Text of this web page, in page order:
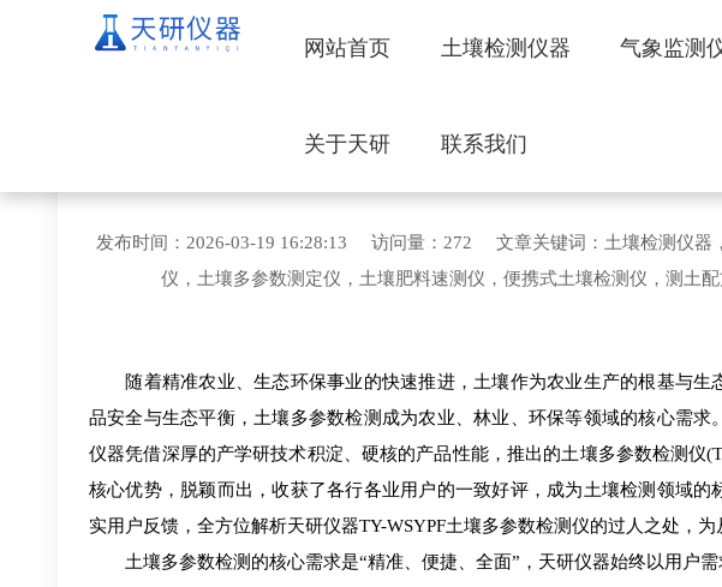
网站首页 土壤检测仪器 气象监测
关于天研 联系我们
发布时间：2026-03-19 16:28:13 访问量：272 文章关键词：土壤检测仪器
仪，土壤多参数测定仪，土壤肥料速测仪，便携式土壤检测仪，测土
随着精准农业、生态环保事业的快速推进，土壤作为农业生产的根基与生
品安全与生态平衡，土壤多参数检测成为农业、林业、环保等领域的核心需
仪器凭借深厚的产学研技术积淀、硬核的产品性能，推出的土壤多参数检测仪
核心优势，脱颖而出，收获了各行各业用户的一致好评，成为土壤检测领域
实用户反馈，全方位解析天研仪器TY-WSYPF土壤多参数检测仪的过人之处，为
土壤多参数检测的核心需求是“精准、便捷、全面”，天研仪器始终以用户